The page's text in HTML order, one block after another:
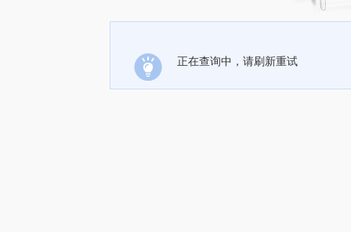
正在查询中，请刷新重试